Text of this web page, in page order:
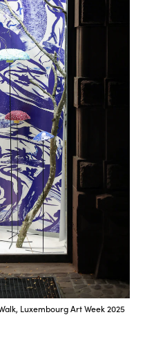
Luxembourg Art Week 2025